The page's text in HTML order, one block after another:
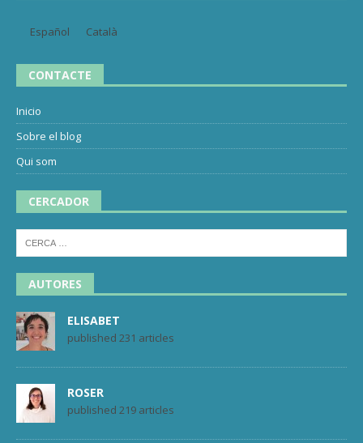
Español Català
CONTACTE
Inicio
Sobre el blog
Qui som
CERCADOR
AUTORES
ELISABET
published 231 articles
ROSER
published 219 articles